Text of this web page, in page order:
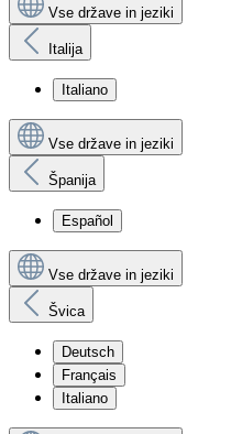
Vse države in jeziki
Italija
Italiano
Vse države in jeziki
Španija
Español
Vse države in jeziki
Švica
Deutsch
Français
Italiano